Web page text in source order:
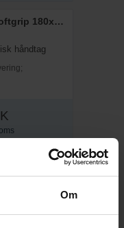
Om
Spandeske Softgrip 180x125mm
håndtag
Spartel 600mm til stående tandspartel